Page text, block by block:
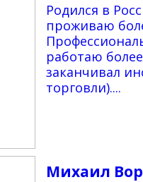
Родился в
проживаю
работаю
заканчивал
торговли)....
Михаил